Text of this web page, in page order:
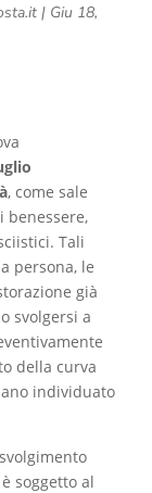
| Giu 18,
, come sale
benessere,
Tali
persona, le
già
svolgersi a
della curva
individuato
soggetto al